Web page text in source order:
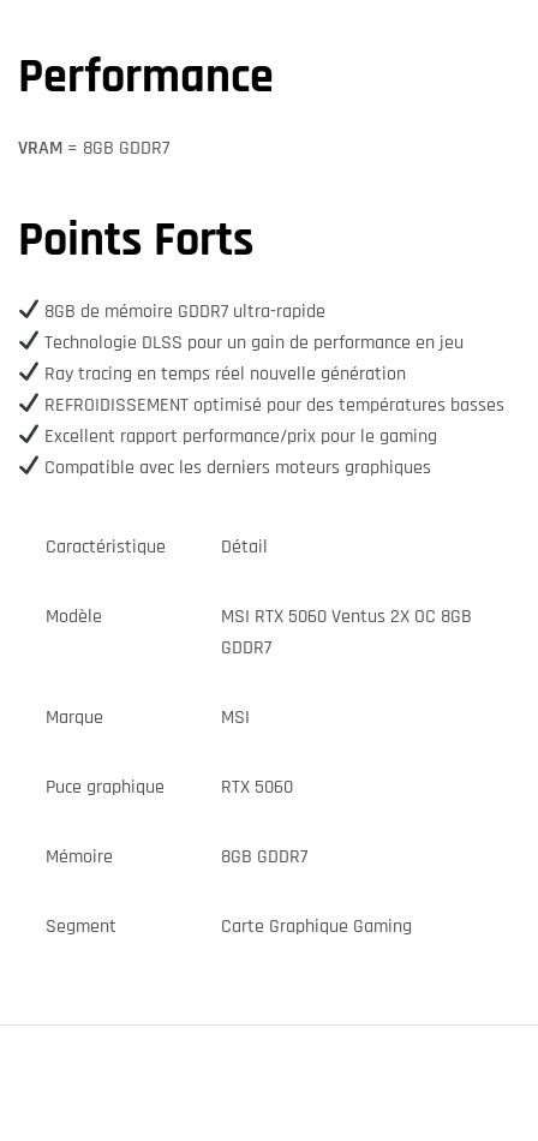
Performance
VRAM = 8GB GDDR7
Points Forts
8GB de mémoire GDDR7 ultra-rapide
Technologie DLSS pour un gain de performance en jeu
Ray tracing en temps réel nouvelle génération
REFROIDISSEMENT optimisé pour des températures basses
Excellent rapport performance/prix pour le gaming
Compatible avec les derniers moteurs graphiques
Caractéristique Détail
Modèle
MSI RTX 5060 Ventus 2X OC 8GB
GDDR7
Marque MSI
Puce graphique RTX 5060
Mémoire 8GB GDDR7
Segment Carte Graphique Gaming